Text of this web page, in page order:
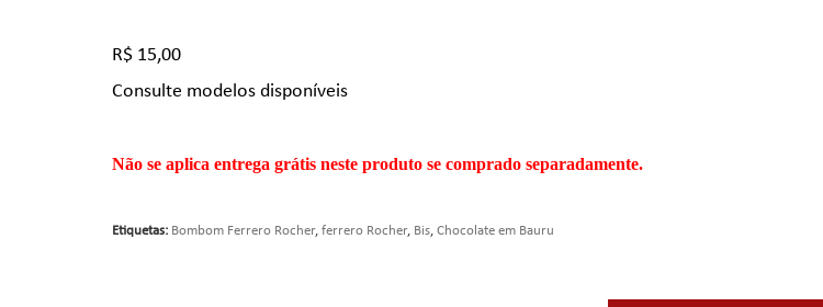
R$ 15,00
Consulte modelos disponíveis
Não se aplica entrega grátis neste produto se comprado separadamente.
Etiquetas: Bombom Ferrero Rocher, ferrero Rocher, Bis, Chocolate em Bauru